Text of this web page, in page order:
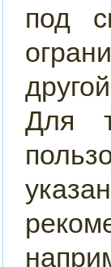
под
Для